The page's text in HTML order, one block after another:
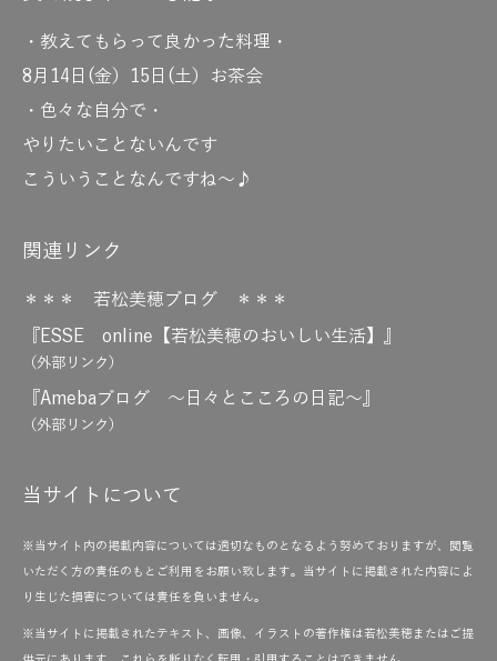
・教えてもらって良かった料理・
8月14日(金）15日(土）お茶会
・色々な自分で・
やりたいことないんです
こういうことなんですね～♪
関連リンク
＊＊＊ 若松美穂ブログ ＊＊＊
『ESSE online【若松美穂のおいしい生活】』
（外部リンク）
『Amebaブログ ～日々とこころの日記～』
（外部リンク）
当サイトについて
※当サイト内の掲載内容については適切なものとなるよう努めておりますが、閲覧
いただく方の責任のもとご利用をお願い致します。当サイトに掲載された内容によ
り生じた損害については責任を負いません。
※当サイトに掲載されたテキスト、画像、イラストの著作権は若松美穂またはご提